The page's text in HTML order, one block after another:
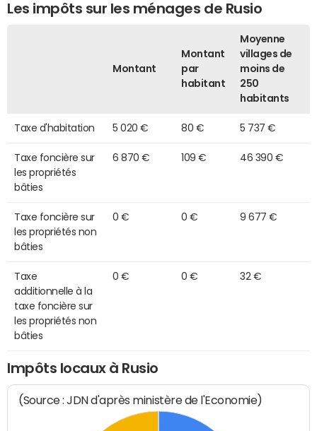
Les impôts sur les ménages de Rusio
Montant
Montant
par
habitant
Moyenne
villages de
moins de
250
habitants
Taxe d'habitation 5 020 € 80 € 5 737 €
Taxe foncière sur
les propriétés
bâties
6 870 € 109 € 46 390 €
Taxe foncière sur
les propriétés non
bâties
0 € 0 € 9 677 €
Taxe
additionnelle à la
taxe foncière sur
les propriétés non
bâties
0 € 0 € 32 €
Impôts locaux à Rusio
(Source : JDN d'après ministère de l'Economie)